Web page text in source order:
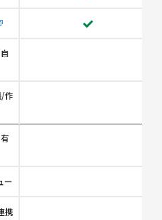
/作
ー
携